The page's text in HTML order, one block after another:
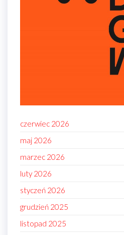
czerwiec 2026
maj 2026
marzec 2026
luty 2026
styczeń 2026
grudzień 2025
listopad 2025